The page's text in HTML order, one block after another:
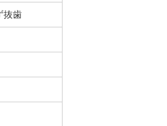
抜歯